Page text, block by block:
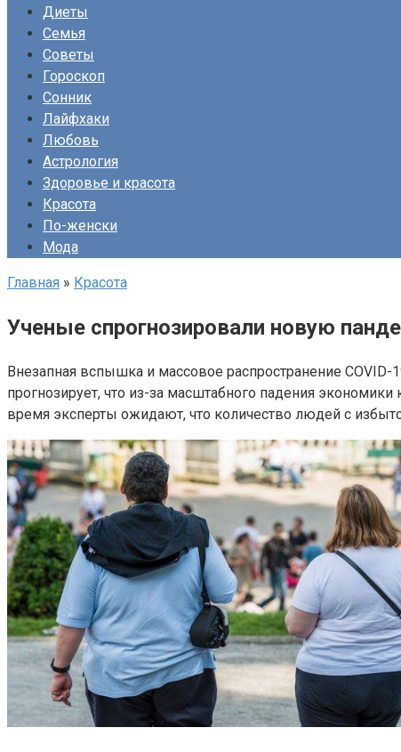
Диеты
Семья
Советы
Гороскоп
Сонник
Лайфхаки
Любовь
Астрология
Здоровье и красота
Красота
По-женски
Мода
Главная » Красота
Ученые спрогнозировали новую
Внезапная вспышка и массовое распространение
прогнозирует, что из-за масштабного падения
время эксперты ожидают, что количество людей с